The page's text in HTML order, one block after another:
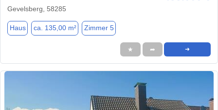
Gevelsberg, 58285
Haus ca. 135,00 m² Zimmer 5
★ ➦ ➜